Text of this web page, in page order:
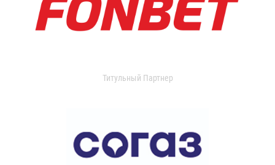
Титульный Партнер